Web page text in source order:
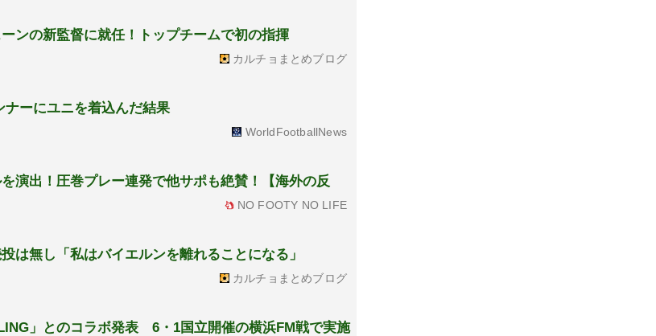
ンの新監督に就任！トップチームで初の指揮
カルチョまとめブログ
ーにユニを着込んだ結果
WorldFootballNews
演出！圧巻プレー連発で他サポも絶賛！【海外の反
NO FOOTY NO LIFE
は無し「私はバイエルンを離れることになる」
カルチョまとめブログ
」とのコラボ発表 6・1国立開催の横浜FM戦で実施